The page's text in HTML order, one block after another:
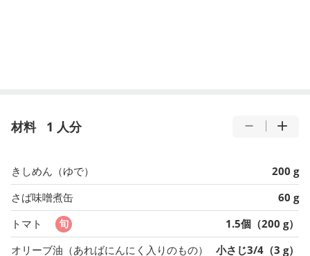
材料 1 人分
きしめん（ゆで）
200 g
さば味噌煮缶
60 g
トマト
1.5個（200 g）
オリーブ油（あればにんにく入りのもの）
小さじ3/4（3 g）